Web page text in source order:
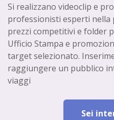
Si realizzano videoclip e
professionisti esperti nella
prezzi competitivi e folder
Ufficio Stampa e
target selezionato.
raggiungere un pubblico
viaggi
Sei